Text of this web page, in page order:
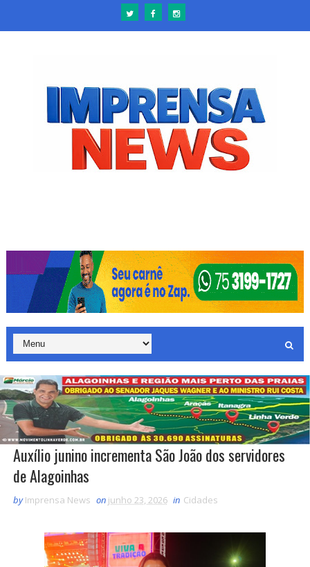
Auxílio junino incrementa São João dos servidores
de Alagoinhas
by Imprensa News on junho 23, 2026 in Cidades